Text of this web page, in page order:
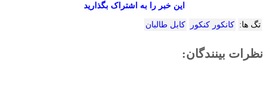
این خبر را به اشتراک بگذارید
تگ ها: کانکور کنکور کابل طالبان
نظرات بینندگان: